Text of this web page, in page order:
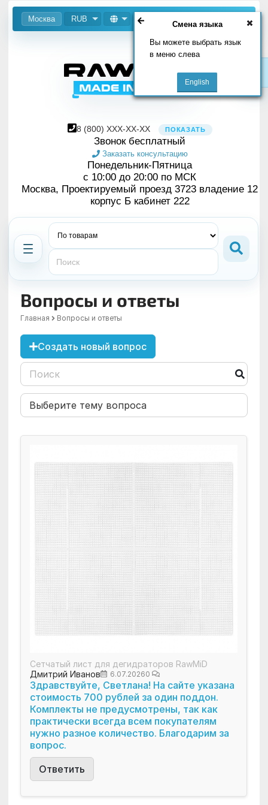
Москва RUB
Смена языка
Вы можете выбрать язык
в меню слева
8 (800) XXX-XX-XX ПОКАЗАТЬ
Звонок бесплатный
Заказать консультацию
Понедельник-Пятница
с 10:00 до 20:00 по МСК
Москва, Проектируемый проезд 3723 владение 12
корпус Б кабинет 222
Вопросы и ответы
Главная Вопросы и ответы
Создать новый вопрос
Сетчатый лист для дегидраторов RawMiD
Дмитрий Иванов
6.07.20260
Здравствуйте, Светлана! На сайте указана
стоимость 700 рублей за один поддон.
Комплекты не предусмотрены, так как
практически всегда всем покупателям
нужно разное количество. Благодарим за
вопрос.
Ответить